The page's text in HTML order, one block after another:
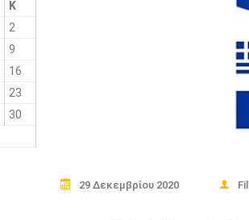
29 Δεκεμβρίου 2020
Κ
2
9
16
23
30